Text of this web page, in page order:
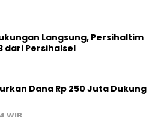
Langsung, Persihaltim
dari Persihalsel
Dana Rp 250 Juta Dukung